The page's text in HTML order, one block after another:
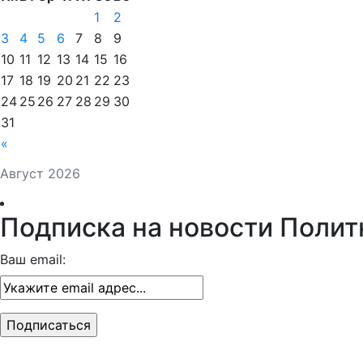
Август 2026
«
1
2
3
4 5 6 7 8
9
10 11 12 13 14 15 16
17 18 19 20 21 22 23
24 25 26 27 28 29 30
31
Подписка на новости
Ваш email: